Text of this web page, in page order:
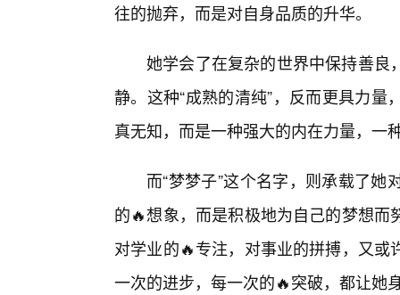
往的抛弃，而是对自身品质的升华。
她学会了在复杂的世界中保持善良
静。这种“成熟的清纯”，反而更具力
真无知，而是一种强大的内在力量，一
而“梦梦子”这个名字，则承载了
的🔥想象，而是积极地为自己的梦想
对学业的🔥专注，对事业的拼搏，又
一次的进步，每一次的🔥突破，都让她